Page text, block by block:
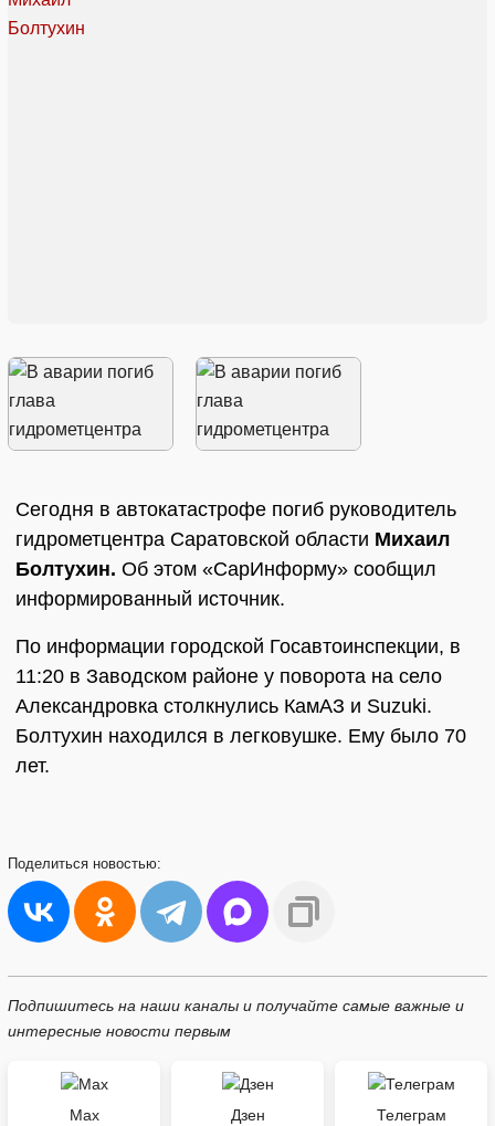
Сегодня в автокатастрофе погиб руководитель
гидрометцентра Саратовской области Михаил
Болтухин. Об этом «СарИнформу» сообщил
информированный источник.
По информации городской Госавтоинспекции, в
11:20 в Заводском районе у поворота на село
Александровка столкнулись КамАЗ и Suzuki.
Болтухин находился в легковушке. Ему было 70
лет.
Поделиться новостью:
Подпишитесь на наши каналы и получайте самые важные и
интересные новости первым
Max Дзен Телеграм